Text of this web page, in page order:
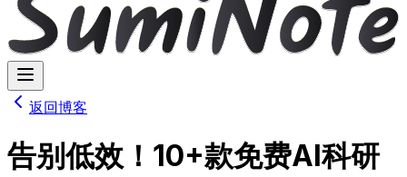
返回博客
告别低效！10+款免费AI科研